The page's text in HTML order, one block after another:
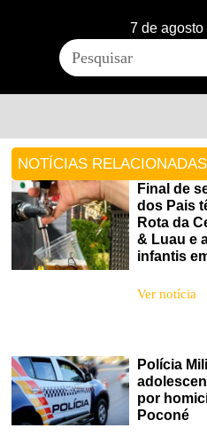
7 de agosto
NOTÍCIAS RELACIONADAS
Final de
dos Pais
Rota da
& Luau e
infantis
Ver notícia
Polícia
por
Poconé